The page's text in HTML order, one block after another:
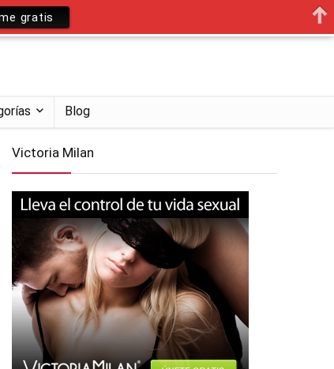
Blog
Victoria Milan
gratis